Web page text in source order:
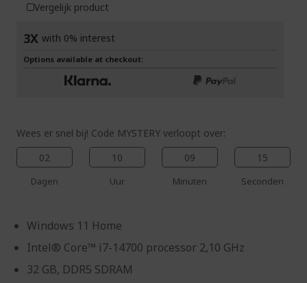
Wees er snel bij! Code MYSTERY verloopt over:
02
Dagen
10
Uur
09
Minuten
15
Seconden
Windows 11 Home
Intel® Core™ i7-14700 processor 2,10 GHz
32 GB, DDR5 SDRAM
Vergelijk product
3X with 0% interest
Options available at checkout: